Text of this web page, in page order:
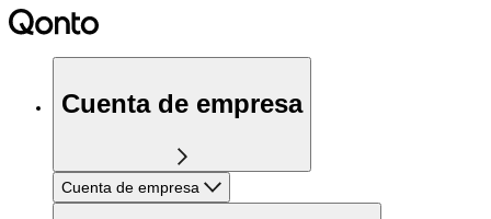
Cuenta de empresa
Cuenta de empresa